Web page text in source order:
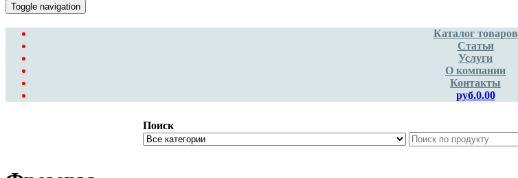
Toggle navigation
Каталог товаров
Статьи
Услуги
О компании
Контакты
руб.0.00
Поиск